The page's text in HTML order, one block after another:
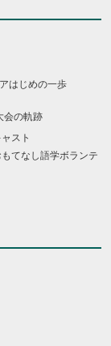
はじめの一歩
会の軌跡
スト
てなし語学ボランテ